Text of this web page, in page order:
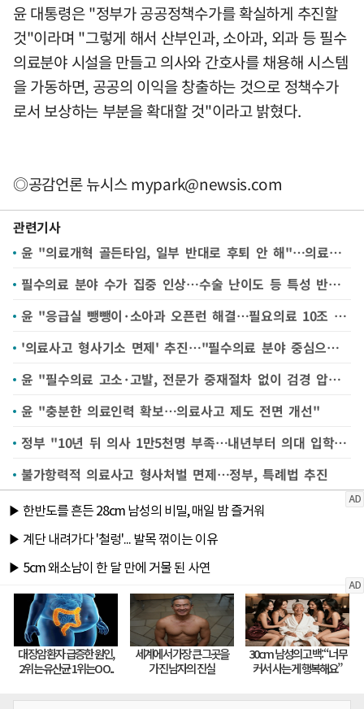
윤 대통령은 "정부가 공공정책수가를 확실하게 추진할
것"이라며 "그렇게 해서 산부인과, 소아과, 외과 등 필수
의료분야 시설을 만들고 의사와 간호사를 채용해 시스템
을 가동하면, 공공의 이익을 창출하는 것으로 정책수가
로서 보상하는 부분을 확대할 것"이라고 밝혔다.
◎공감언론 뉴시스mypark@newsis.com
관련기사
윤 "의료개혁 골든타임, 일부 반대로 후퇴 안 해"…의료계에 당근-채찍 던져(종합)
필수의료 분야 수가 집중 인상…수술 난이도 등 특성 반영(종합)
윤 "응급실 뺑뺑이·소아과 오픈런 해결…필요의료 10조 투입"
'의료사고 형사기소 면제' 추진…"필수의료 분야 중심으로"(종합)
윤 "필수의료 고소·고발, 전문가 중재절차 없이 검경 압박 안돼"
윤 "충분한 의료인력 확보…의료사고 제도 전면 개선"
정부 "10년 뒤 의사 1만5천명 부족…내년부터 의대 입학정원 확대"
불가항력적 의료사고 형사처벌 면제…정부, 특례법 추진